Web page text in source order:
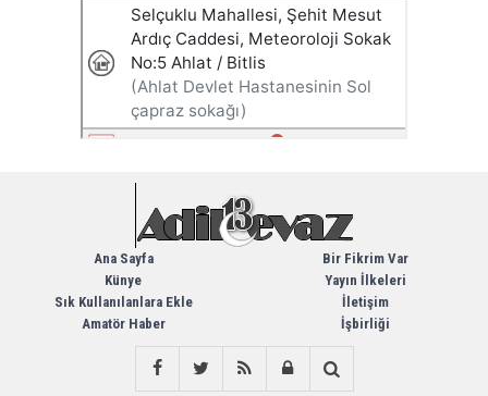
Ana Sayfa
Künye
Sık Kullanılanlara Ekle
Amatör Haber
Bir Fikrim Var
Yayın İlkeleri
İletişim
İşbirliği